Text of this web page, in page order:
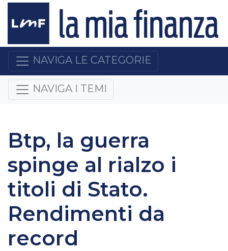
NAVIGA LE CATEGORIE
NAVIGA I TEMI
Btp, la guerra
spinge al rialzo i
titoli di Stato.
Rendimenti da
record